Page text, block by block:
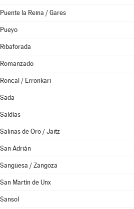
Puente la Reina / Gares
Pueyo
Ribaforada
Romanzado
Roncal / Erronkari
Sada
Saldías
Salinas de Oro / Jaitz
San Adrián
Sangüesa / Zangoza
San Martín de Unx
Sansol